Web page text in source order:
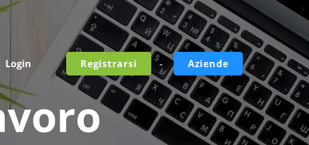
Login Registrarsi - Aziende